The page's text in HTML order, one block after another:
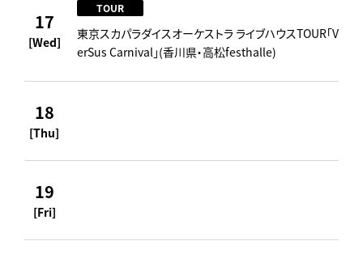
17
[Wed]
TOUR
東京スカパラダイスオーケストラ ライブハウスTOUR「V
erSus Carnival」(香川県・高松festhalle)
18
[Thu]
19
[Fri]